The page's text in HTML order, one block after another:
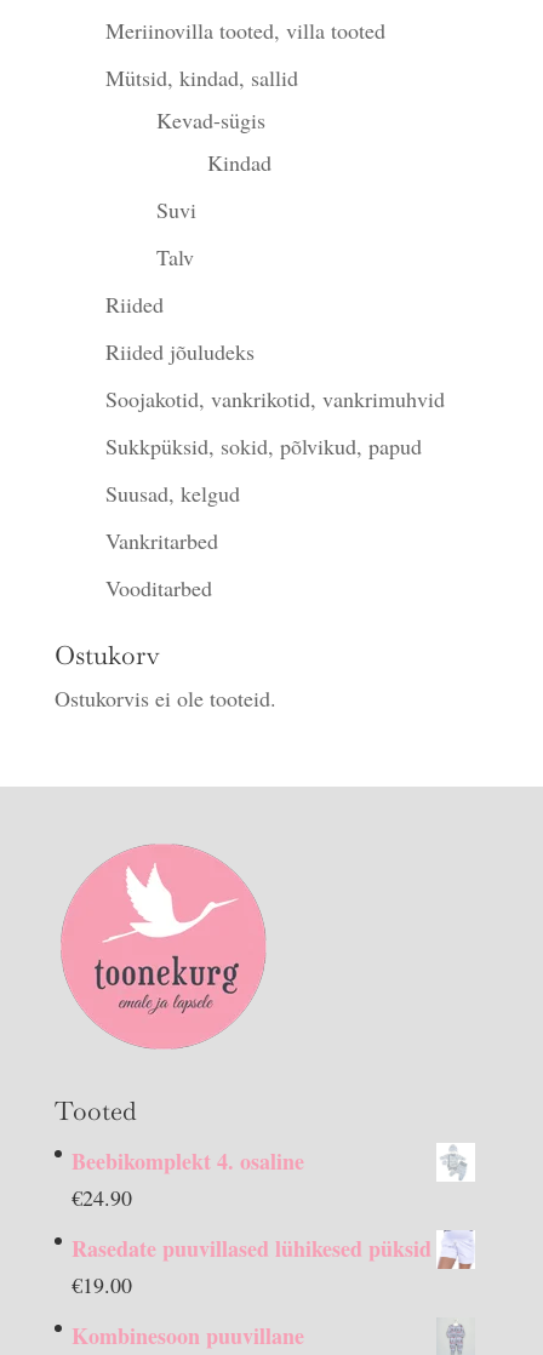
Meriinovilla tooted, villa tooted
Mütsid, kindad, sallid
Kevad-sügis
Kindad
Suvi
Talv
Riided
Riided jõuludeks
Soojakotid, vankrikotid, vankrimuhvid
Sukkpüksid, sokid, põlvikud, papud
Suusad, kelgud
Vankritarbed
Vooditarbed
Ostukorv
Ostukorvis ei ole tooteid.
Tooted
Beebikomplekt 4. osaline
€24.90
Rasedate puuvillased lühikesed püksid
€19.00
Kombinesoon puuvillane